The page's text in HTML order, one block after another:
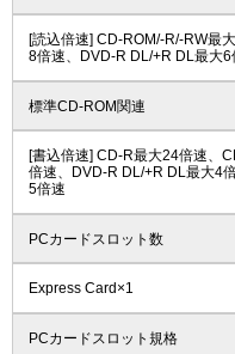
[読込倍速] CD-ROM/-R/-RW最
8倍速、DVD-R DL/+R DL最大
標準CD-ROM関連
[書込倍速] CD-R最大24倍速、
倍速、DVD-R DL/+R DL最大4
5倍速
PCカードスロット数
Express Card×1
PCカードスロット規格